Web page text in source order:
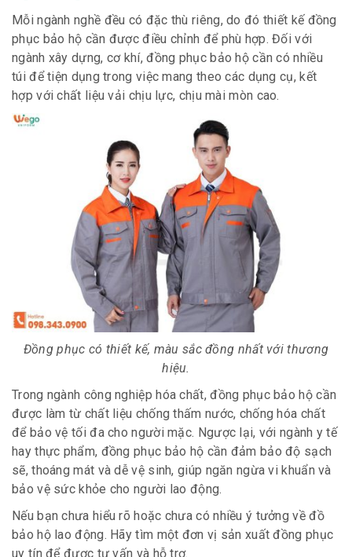
Mỗi ngành nghề đều có đặc thù riêng, do đó thiết kế đồng
phục bảo hộ cần được điều chỉnh để phù hợp. Đối với
ngành xây dựng, cơ khí, đồng phục bảo hộ cần có nhiều
túi để tiện dụng trong việc mang theo các dụng cụ, kết
hợp với chất liệu vải chịu lực, chịu mài mòn cao.
Đồng phục có thiết kế, màu sắc đồng nhất với thương
hiệu.
Trong ngành công nghiệp hóa chất, đồng phục bảo hộ cần
được làm từ chất liệu chống thấm nước, chống hóa chất
để bảo vệ tối đa cho người mặc. Ngược lại, với ngành y tế
hay thực phẩm, đồng phục bảo hộ cần đảm bảo độ sạch
sẽ, thoáng mát và dễ vệ sinh, giúp ngăn ngừa vi khuẩn và
bảo vệ sức khỏe cho người lao động.
Nếu bạn chưa hiểu rõ hoặc chưa có nhiều ý tưởng về đồ
bảo hộ lao động. Hãy tìm một đơn vị sản xuất đồng phục
uy tín để được tư vấn và hỗ trợ.